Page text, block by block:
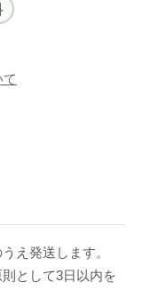
え発送します。
として3日以内を